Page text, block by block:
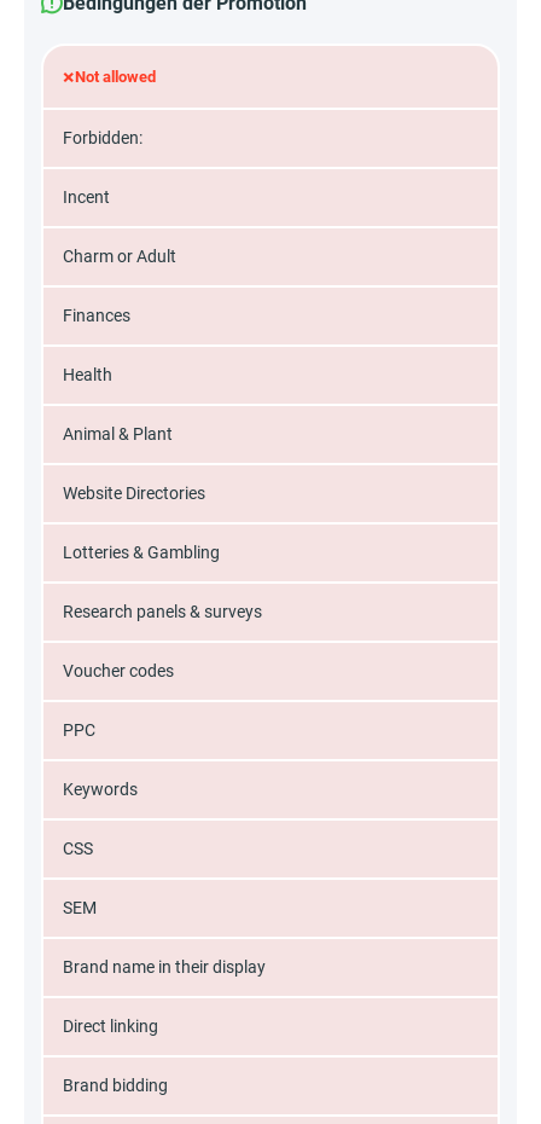
×Not allowed
Forbidden:
Incent
Charm or Adult
Finances
Health
Animal & Plant
Website Directories
Lotteries & Gambling
Research panels & surveys
Voucher codes
PPC
Keywords
CSS
SEM
Brand name in their display
Direct linking
Brand bidding